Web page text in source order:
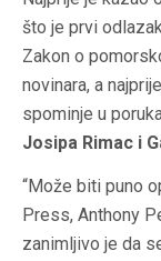
što je prvi
Zakon o
novinara, a
spominje u
Josipa Rimac i
“Može biti puno
Press, Anthony
zanimljivo je da